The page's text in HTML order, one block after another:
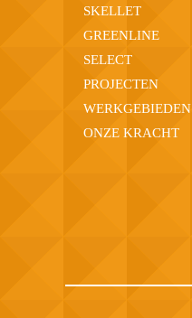
SKELLET
GREENLINE
SELECT
PROJECTEN
WERKGEBIEDEN
ONZE KRACHT